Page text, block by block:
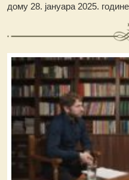
дому 28. јануара 2025.